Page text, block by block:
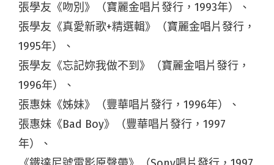
張學友《吻別》（寶麗金唱片發行，1993年）、
張學友《真愛新歌+精選輯》（寶麗金唱片發行，
1995年）、
張學友《忘記妳我做不到》（寶麗金唱片發行，
1996年）、
張惠妹《姊妹》（豐華唱片發行，1996年）、
張惠妹《Bad Boy》（豐華唱片發行，1997
年）、